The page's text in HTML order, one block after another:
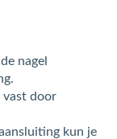
nagel
vast door
kun je